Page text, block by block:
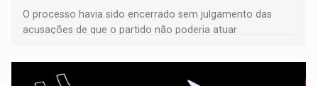
O processo havia sido encerrado sem julgamento das
acusações de que o partido não poderia atuar